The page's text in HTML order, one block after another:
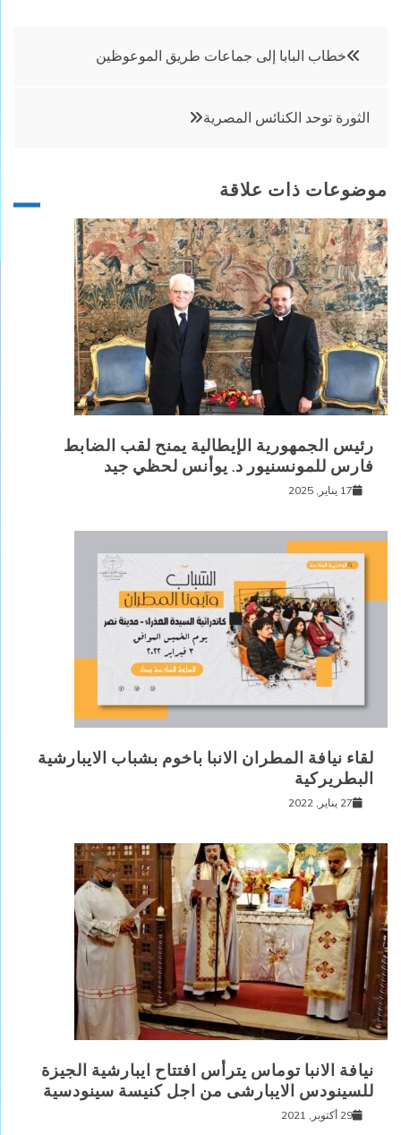
تصفّح
خطاب البابا إلى جماعات طريق الموعوظين
الثورة توحد الكنائس المصرية
موضوعات ذات علاقة
رئيس الجمهورية الإيطالية يمنح لقب الضابط
فارس للمونسنيور د. يوأنس لحظي جيد
17 يناير, 2025
لقاء نيافة المطران الانبا باخوم بشباب الايبارشية
البطريركية
27 يناير, 2022
نيافة الانبا توماس يترأس افتتاح ايبارشية الجيزة
للسينودس الايبارشى من اجل كنيسة سينودسية
29 أكتوبر, 2021